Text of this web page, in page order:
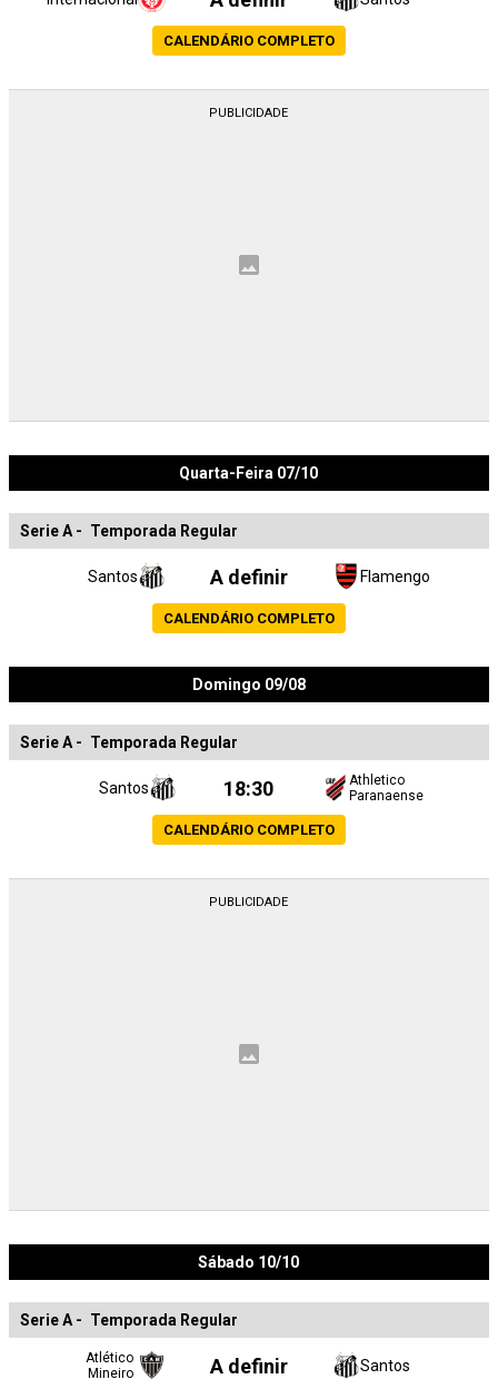
CALENDÁRIO COMPLETO
Quarta-Feira 07/10
Serie A - Temporada Regular
Santos A definir Flamengo
CALENDÁRIO COMPLETO
Domingo 09/08
Serie A - Temporada Regular
Santos 18:30
Athletico
Paranaense
CALENDÁRIO COMPLETO
Sábado 10/10
Serie A - Temporada Regular
Atlético
Mineiro
A definir Santos